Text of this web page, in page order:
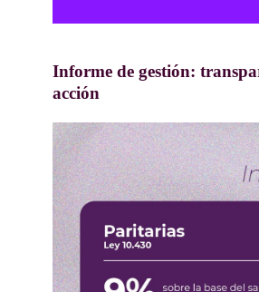
Informe de gestión:
acción